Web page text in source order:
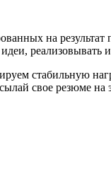
на
реализовывать
стабильную
свое резюме на